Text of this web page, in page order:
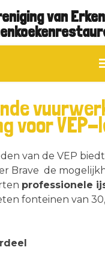
van
voor VEP-
van de VEP
Brave de
professionele
fonteinen van